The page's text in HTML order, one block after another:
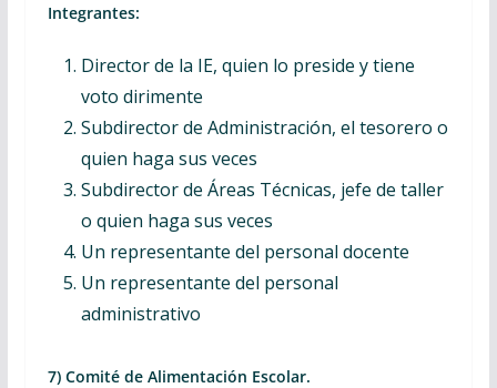
Integrantes:
Director de la IE, quien lo preside y tiene
voto dirimente
Subdirector de Administración, el tesorero o
quien haga sus veces
Subdirector de Áreas Técnicas, jefe de taller
o quien haga sus veces
Un representante del personal docente
Un representante del personal
administrativo
7) Comité de Alimentación Escolar.